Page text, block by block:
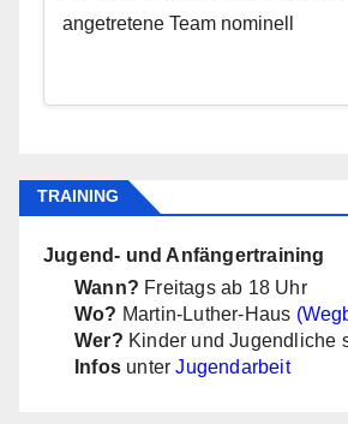
angetretene Team nominell
TRAINING
Jugend- und Anfängertraining
Wann? Freitags ab 18 Uhr
Wo? Martin-Luther-Haus
Wer? Kinder und Jugendliche
Infos unterJugendarbeit